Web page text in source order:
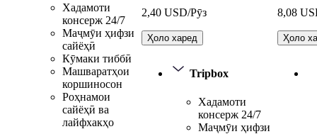
Хадамоти
консерж 24/7
Маҷмӯи ҳифзи
сайёҳӣ
Кӯмаки тиббӣ
Машваратҳои
коршиносон
Роҳнамои
сайёҳӣ ва
лайфхакҳо
2,40 USD/Рӯз
Ҳоло харед
Tripbox
Хадамоти
консерж 24/7
Маҷмӯи ҳифзи
8,08
Ҳоло